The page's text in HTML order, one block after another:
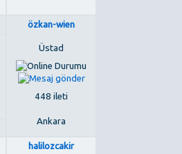
özkan-wien
Üstad
448 ileti
Ankara
halilozcakir